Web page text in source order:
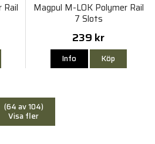
Rail Magpul M-LOK Polymer Rail
7 Slots
239 kr
Info Köp
(64 av 104)
Visa fler